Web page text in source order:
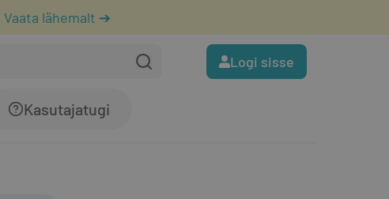
Vaata lähemalt ➔
Logi sisse
Kasutajatugi